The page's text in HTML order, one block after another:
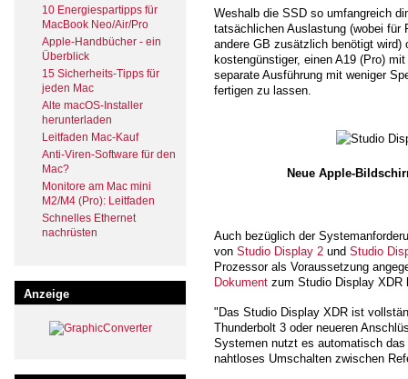
10 Energiespartipps für
MacBook Neo/Air/Pro
Apple-Handbücher - ein
Überblick
15 Sicherheits-Tipps für
jeden Mac
Alte macOS-Installer
herunterladen
Leitfaden Mac-Kauf
Anti-Viren-Software für den
Mac?
Monitore am Mac mini
M2/M4 (Pro): Leitfaden
Schnelles Ethernet
nachrüsten
Anzeige
Weshalb die SSD so umfangreich
tatsächlichen Auslastung (wobei für
andere GB zusätzlich benötigt
kostengünstiger, einen A19 (Pro)
separate Ausführung mit weniger
fertigen zu lassen.
Neue Apple-
Auch bezüglich der
von Studio Display 2 und Studio
Prozessor als Voraussetzung
Dokument zum Studio Display
"Das Studio Display XDR ist
Thunderbolt 3 oder neueren
Systemen nutzt es automatisch
nahtloses Umschalten zwischen